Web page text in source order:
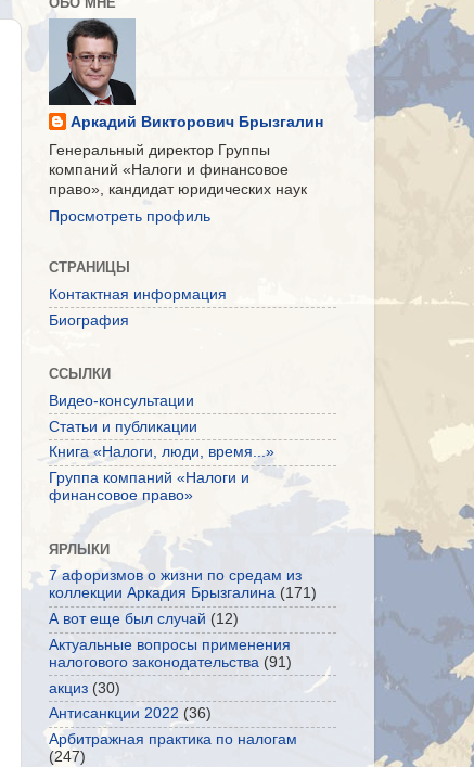
Аркадий Викторович Брызгалин
Генеральный директор Группы
компаний «Налоги и финансовое
право», кандидат юридических наук
Просмотреть профиль
СТРАНИЦЫ
Контактная информация
Биография
ССЫЛКИ
Видео-консультации
Статьи и публикации
Книга «Налоги, люди, время...»
Группа компаний «Налоги и
финансовое право»
ЯРЛЫКИ
7 афоризмов о жизни по средам из
коллекции Аркадия Брызгалина (171)
А вот еще был случай (12)
Актуальные вопросы применения
налогового законодательства (91)
акциз (30)
Антисанкции 2022 (36)
Арбитражная практика по налогам
(247)